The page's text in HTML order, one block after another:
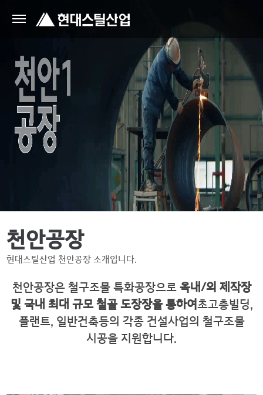
천안공장
현대스틸산업 천안공장 소개입니다.
천안공장은 철구조물 특화공장으로 옥내/외 제작장
및 국내 최대 규모 철골 도장장을 통하여초고층빌딩,
플랜트, 일반건축등의 각종 건설사업의 철구조물
시공을 지원합니다.